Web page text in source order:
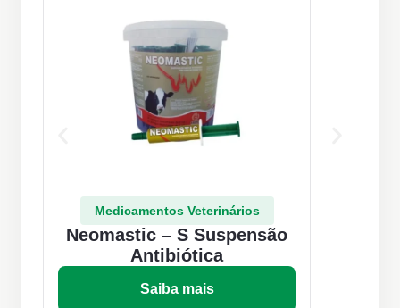
Medicamentos Veterinários
Neomastic – S Suspensão
Antibiótica
Saiba mais